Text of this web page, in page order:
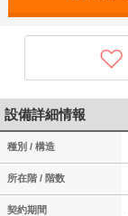
設備詳細情報
種別 / 構造
所在階 / 階数
契約期間